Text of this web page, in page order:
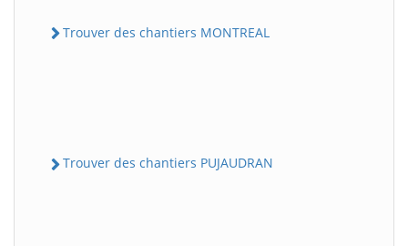
Trouver des chantiers MONTREAL
Trouver des chantiers PUJAUDRAN